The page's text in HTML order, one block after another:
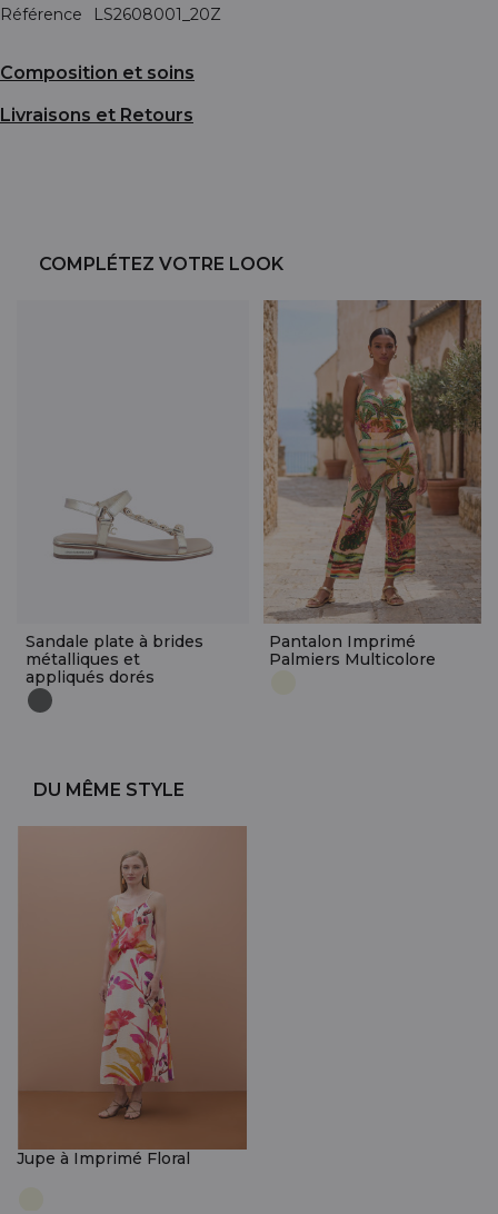
Référence
LS2608001_20Z
Composition et soins
Livraisons et Retours
COMPLÉTEZ VOTRE LOOK
Sandale plate à brides
métalliques et
appliqués dorés
Pantalon Imprimé
Palmiers Multicolore
DU MÊME STYLE
Jupe à Imprimé Floral